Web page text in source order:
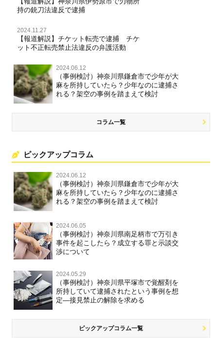
持の銃刀法違反で逮捕
2024.11.27
【報道解説】チケット転売で逮捕 チケ
ット不正転売禁止法違反の弁護活動
2024.06.12
（事例検討）神奈川県鎌倉市で少年が大
麻を所持していたら？少年なのに逮捕さ
れる？架空の事例を踏まえて検討
コラム一覧
ピックアップコラム
2024.06.12
（事例検討）神奈川県鎌倉市で少年が大
麻を所持していたら？少年なのに逮捕さ
れる？架空の事例を踏まえて検討
2024.06.05
（事例検討）神奈川県南足柄市で万引き
事件を起こしたら？成立する罪と示談交
渉について
2024.05.29
（事例検討）神奈川県平塚市で覚醒剤を
所持していて逮捕されたという事例を想
定―接見禁止の解除を求める
ピックアップコラム一覧